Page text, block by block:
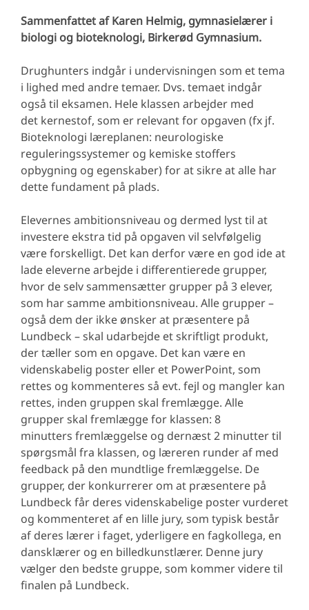
Sammenfattet af Karen Helmig, gymnasielærer i
biologi og bioteknologi, Birkerød Gymnasium.
Drughunters indgår i undervisningen som et tema
i lighed med andre temaer. Dvs. temaet indgår
også til eksamen. Hele klassen arbejder med
det kernestof, som er relevant for opgaven (fx jf.
Bioteknologi læreplanen: neurologiske
reguleringssystemer og kemiske stoffers
opbygning og egenskaber) for at sikre at alle har
dette fundament på plads.
Elevernes ambitionsniveau og dermed lyst til at
investere ekstra tid på opgaven vil selvfølgelig
være forskelligt. Det kan derfor være en god ide at
lade eleverne arbejde i differentierede grupper,
hvor de selv sammensætter grupper på 3 elever,
som har samme ambitionsniveau. Alle grupper –
også dem der ikke ønsker at præsentere på
Lundbeck – skal udarbejde et skriftligt produkt,
der tæller som en opgave. Det kan være en
videnskabelig poster eller et PowerPoint, som
rettes og kommenteres så evt. fejl og mangler kan
rettes, inden gruppen skal fremlægge. Alle
grupper skal fremlægge for klassen: 8
minutters fremlæggelse og dernæst 2 minutter til
spørgsmål fra klassen, og læreren runder af med
feedback på den mundtlige fremlæggelse. De
grupper, der konkurrerer om at præsentere på
Lundbeck får deres videnskabelige poster vurderet
og kommenteret af en lille jury, som typisk består
af deres lærer i faget, yderligere en fagkollega, en
dansklærer og en billedkunstlærer. Denne jury
vælger den bedste gruppe, som kommer videre til
finalen på Lundbeck.